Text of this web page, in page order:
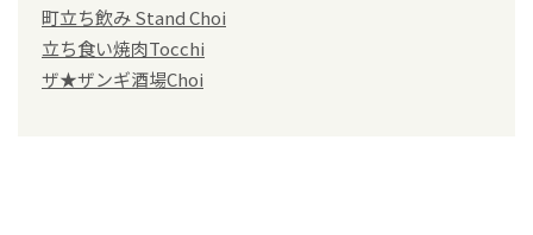
町立ち飲み Stand Choi
立ち食い焼肉Tocchi
ザ★ザンギ酒場Choi